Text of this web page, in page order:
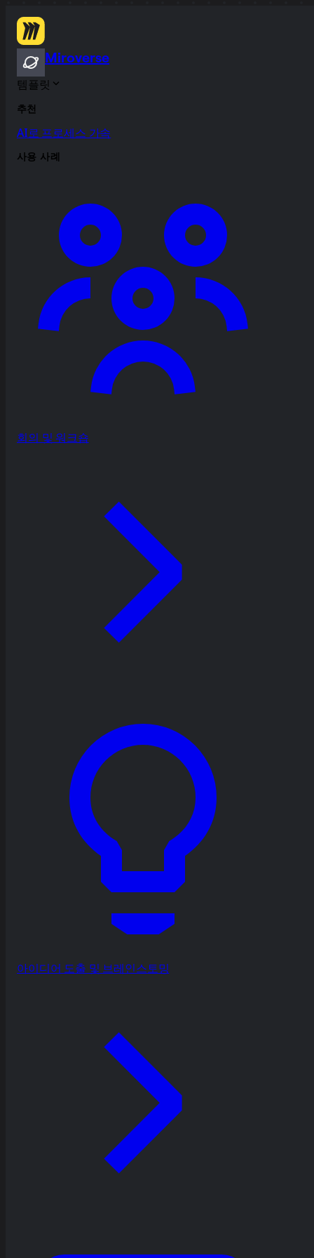
Miroverse
템플릿
추천
AI로 프로세스 가속
사용 사례
회의 및 워크숍
아이디어 도출 및 브레인스토밍